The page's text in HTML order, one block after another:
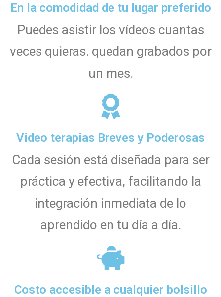
En la comodidad de tu lugar preferido
Puedes asistir los vídeos cuantas
veces quieras. quedan grabados por
un mes.
Video terapias Breves y Poderosas
Cada sesión está diseñada para ser
práctica y efectiva, facilitando la
integración inmediata de lo
aprendido en tu día a día.
Costo accesible a cualquier bolsillo